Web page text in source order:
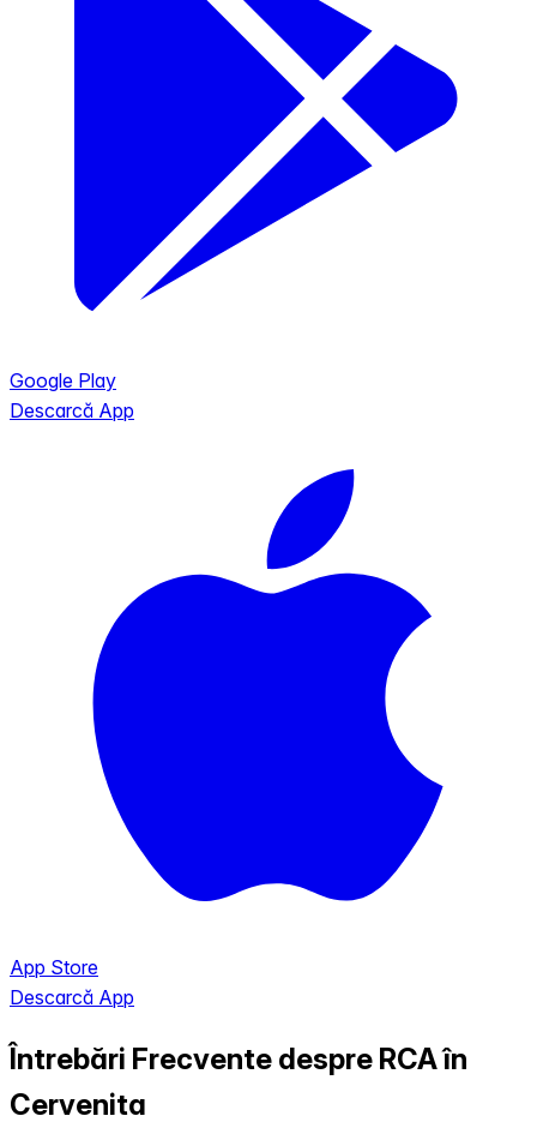
Google Play
Descarcă App
App Store
Descarcă App
Întrebări Frecvente despre RCA în
Cervenita